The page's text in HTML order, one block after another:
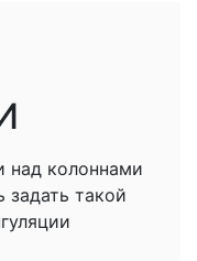
над колоннами
задать такой